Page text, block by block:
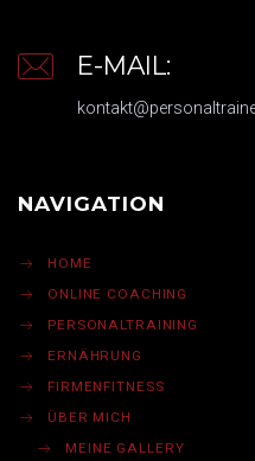
E-MAIL:
NAVIGATION
HOME
ONLINE COACHING
PERSONALTRAINING
ERNÄHRUNG
FIRMENFITNESS
ÜBER MICH
MEINE GALLERY